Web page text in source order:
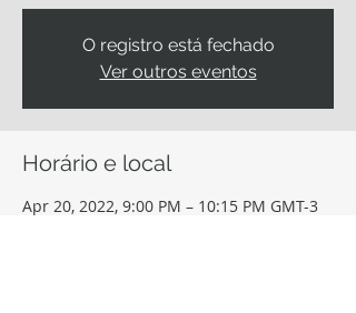
O registro está fechado
Ver outros eventos
Horário e local
Apr 20, 2022, 9:00 PM – 10:15 PM GMT-3